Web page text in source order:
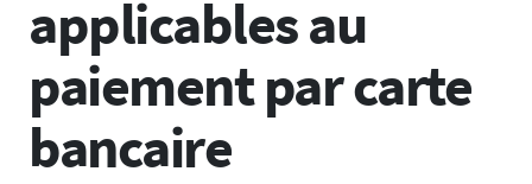
applicables au
paiement par carte
bancaire